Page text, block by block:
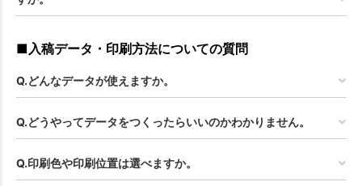
お買い物を続ける カートへ進む
■入稿データ・印刷方法についての質問
Q.どんなデータが使えますか。
Q.どうやってデータをつくったらいいのかわかりません。
Q.印刷色や印刷位置は選べますか。